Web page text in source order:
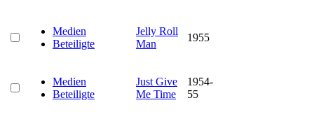
Medien
Beteiligte
Jelly Roll
Man
1955
Medien
Beteiligte
Just Give
Me Time
1954-
55